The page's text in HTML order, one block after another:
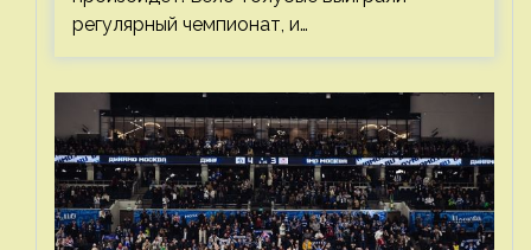
регулярный чемпионат, и…